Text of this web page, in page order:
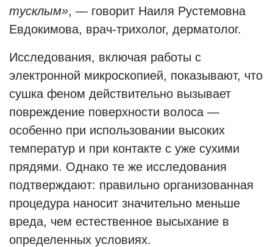
тусклым», — говорит Наиля Рустемовна
Евдокимова, врач-трихолог, дерматолог.
Исследования, включая работы с
электронной микроскопией, показывают, что
сушка феном действительно вызывает
повреждение поверхности волоса —
особенно при использовании высоких
температур и при контакте с уже сухими
прядями. Однако те же исследования
подтверждают: правильно организованная
процедура наносит значительно меньше
вреда, чем естественное высыхание в
определенных условиях.